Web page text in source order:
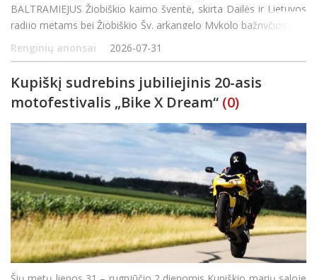
BALTRAMIEJUS Žiobiškio kaimo šventė, skirta Dailės ir Lietuvos
radijo metams bei Žiobiškio Šv. arkangelo Mykolo bažnyčios 115
metų sukakčiai paminėti Rugpjūčio 22 d. Buvusioje klebonijoje
Renginių anonsai 2026-07-31
Kupiškį sudrebins jubiliejinis 20-asis
motofestivalis „Bike X Dream“ (0)